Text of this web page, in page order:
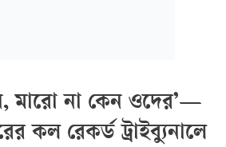
মারো না কেন ওদের’—
কল রেকর্ড ট্রাইব্যুনালে